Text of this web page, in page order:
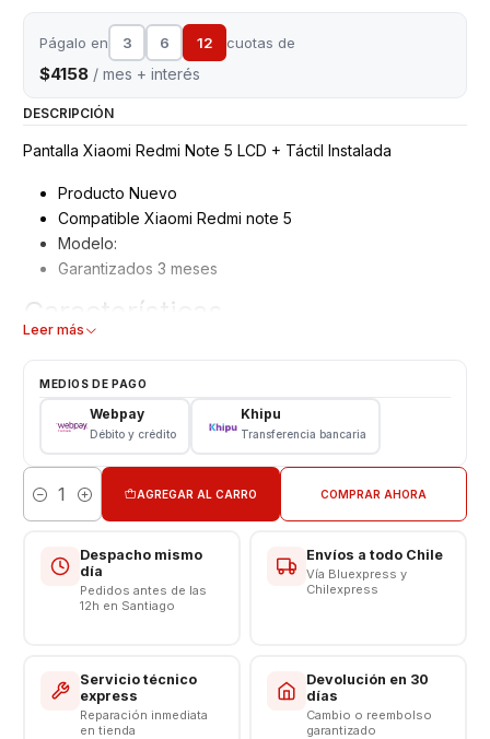
Págalo en 3 6 12 cuotas de
$4158 / mes + interés
DESCRIPCIÓN
Pantalla Xiaomi Redmi Note 5 LCD + Táctil Instalada
Producto Nuevo
Compatible Xiaomi Redmi note 5
Modelo:
Garantizados 3 meses
Características
Color: Negro
Valor INCLUYE Instalación
Leer más
MEDIOS DE PAGO
Webpay
Débito y crédito
Khipu
Transferencia bancaria
Cantidad
AGREGAR AL CARRO COMPRAR AHORA
Despacho mismo
día
Pedidos antes de las
12h en Santiago
Envíos a todo Chile
Vía Bluexpress y
Chilexpress
Servicio técnico
express
Reparación inmediata
en tienda
Devolución en 30
días
Cambio o reembolso
garantizado